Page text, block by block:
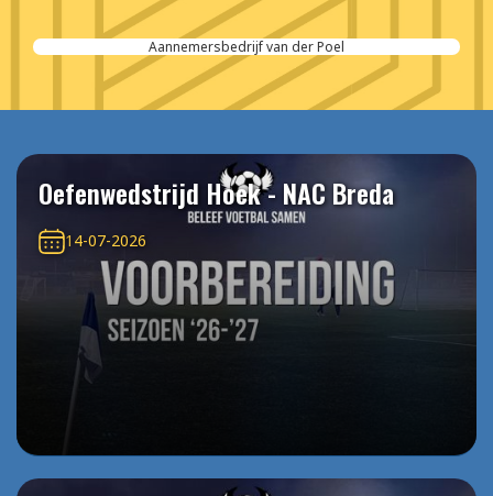
Aannemersbedrijf van der Poel
Oefenwedstrijd Hoek - NAC Breda
14-07-2026